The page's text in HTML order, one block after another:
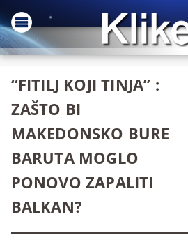
“FITILJ KOJI TINJA” :
ZAŠTO BI
MAKEDONSKO BURE
BARUTA MOGLO
PONOVO ZAPALITI
BALKAN?